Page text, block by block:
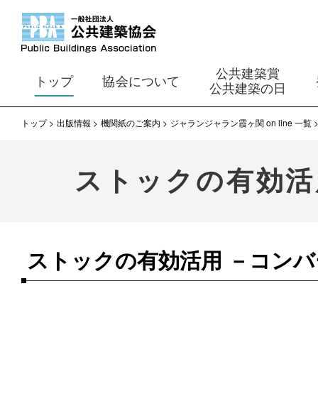
トップ 協会について
公共建築賞
公共建築の日
トップ 出版情報 機関紙のご案内 ジャランジャラン霞ヶ関 on line 一覧
ストックの有効
ストックの有効活用 －コン